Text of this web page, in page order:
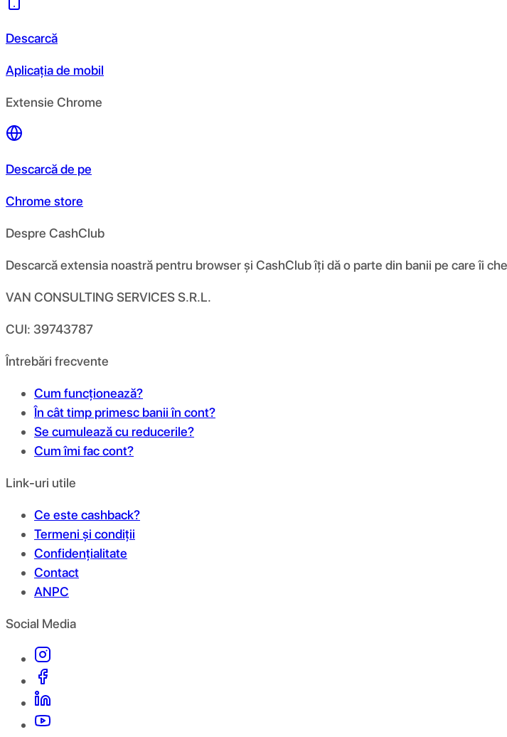
Descarcă
Aplicația de mobil
Extensie Chrome
Descarcă de pe
Chrome store
Despre CashClub
Descarcă extensia noastră pentru browser și CashClub îți dă o parte din banii pe care îi
VAN CONSULTING SERVICES S.R.L.
CUI: 39743787
Întrebări frecvente
Cum funcționează?
În cât timp primesc banii în cont?
Se cumulează cu reducerile?
Cum îmi fac cont?
Link-uri utile
Ce este cashback?
Termeni și condiții
Confidențialitate
Contact
ANPC
Social Media